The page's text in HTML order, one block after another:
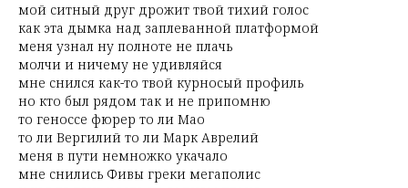
мой ситный друг дрожит твой тихий голос
как эта дымка над заплеванной платформой
меня узнал ну полноте не плачь
молчи и ничему не удивляйся
мне снился как-то твой курносый профиль
но кто был рядом так и не припомню
то геноссе фюрер то ли Мао
то ли Вергилий то ли Марк Аврелий
меня в пути немножко укачало
мне снились Фивы греки мегаполис